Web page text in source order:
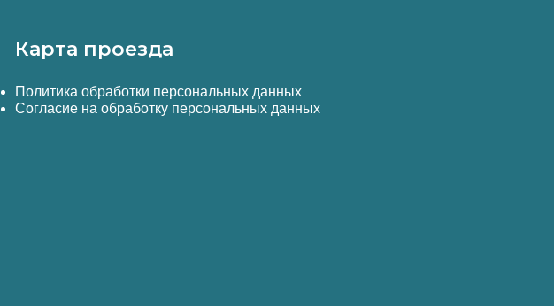
Карта проезда
Политика обработки персональных данных
Согласие на обработку персональных данных